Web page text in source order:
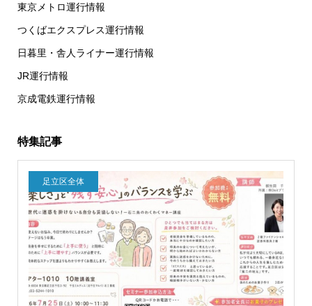
東京メトロ運行情報
つくばエクスプレス運行情報
日暮里・舎人ライナー運行情報
JR運行情報
京成電鉄運行情報
特集記事
足立区全体